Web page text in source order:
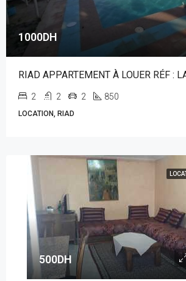
1000DH
RIAD APPARTEMENT À LOUER RÉF :
2 2 2 850
LOCATION, RIAD
500DH